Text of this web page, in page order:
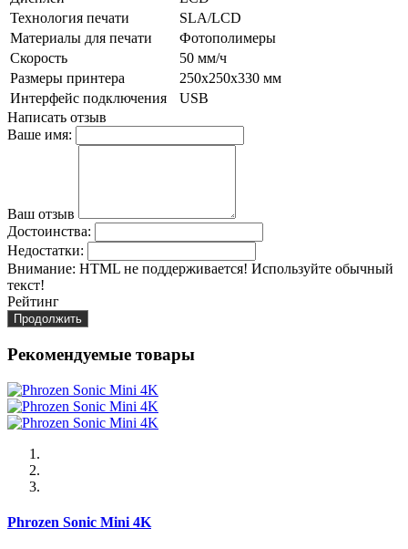
Технология печати
SLA/LCD
Материалы для печати
Фотополимеры
Скорость
50 мм/ч
Размеры принтера
250х250х330 мм
Интерфейс подключения
USB
Написать отзыв
Ваше имя:
Ваш отзыв
Достоинства:
Недостатки:
Внимание: HTML не поддерживается! Используйте обычный
текст!
Рейтинг
Продолжить
Рекомендуемые товары
Phrozen Sonic Mini 4K